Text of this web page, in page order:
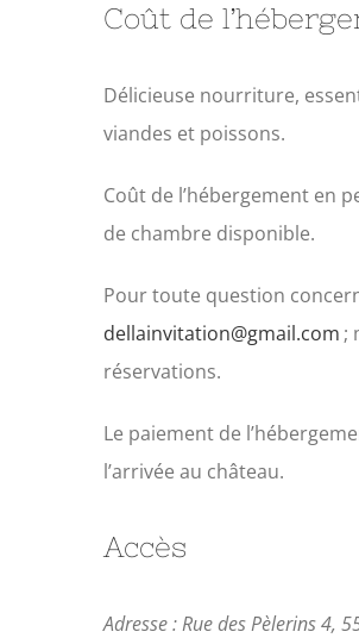
Coût de
Délicieuse nourriture,
viandes et poissons.
Coût de l’hébergement en
de chambre disponible.
Pour toute question
dellainvitation@gmail.com ;
réservations.
Le paiement de
l’arrivée au château.
Accès
Adresse : Rue des Pèlerins 4,